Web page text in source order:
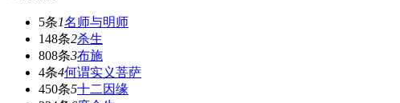
5条1名师与明师
148条2杀生
808条3布施
4条4何谓实义菩萨
450条5十二因缘